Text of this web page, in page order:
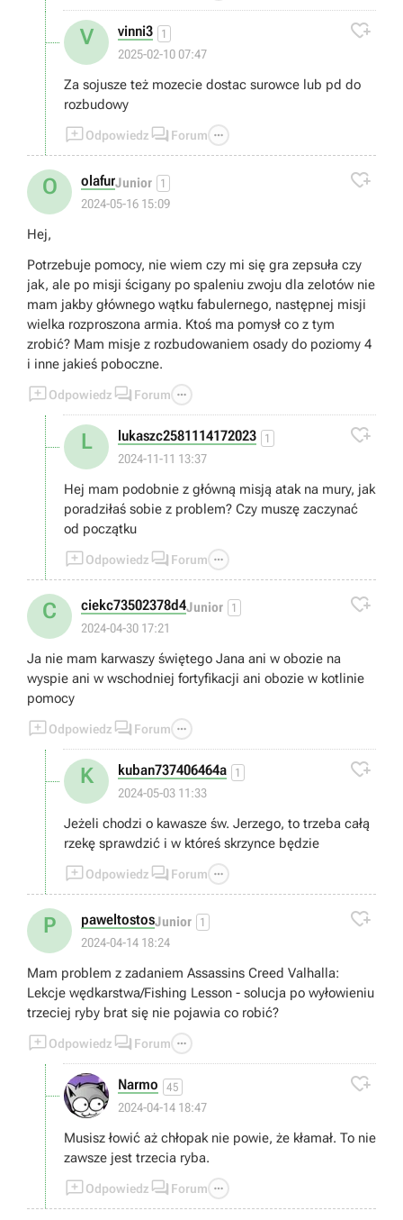
V
vinni3 1
2025-02-10 07:47

Za sojusze też mozecie dostac surowce lub pd do
rozbudowy
Odpowiedz  Forum 
O olafurJunior 1
2024-05-16 15:09

Hej,
Potrzebuje pomocy, nie wiem czy mi się gra zepsuła czy
jak, ale po misji ścigany po spaleniu zwoju dla zelotów nie
mam jakby głównego wątku fabulernego, następnej misji
wielka rozproszona armia. Ktoś ma pomysł co z tym
zrobić? Mam misje z rozbudowaniem osady do poziomy 4
i inne jakieś poboczne.
Odpowiedz  Forum 
L lukaszc2581114172023 1
2024-11-11 13:37

Hej mam podobnie z główną misją atak na mury, jak
poradziłaś sobie z problem? Czy muszę zaczynać
od początku
Odpowiedz  Forum 
C ciekc73502378d4Junior 1
2024-04-30 17:21

Ja nie mam karwaszy świętego Jana ani w obozie na
wyspie ani w wschodniej fortyfikacji ani obozie w kotlinie
pomocy
Odpowiedz  Forum 
K kuban737406464a 1
2024-05-03 11:33

Jeżeli chodzi o kawasze św. Jerzego, to trzeba całą
rzekę sprawdzić i w któreś skrzynce będzie
Odpowiedz  Forum 
P paweltostosJunior 1
2024-04-14 18:24

Mam problem z zadaniem Assassins Creed Valhalla:
Lekcje wędkarstwa/Fishing Lesson - solucja po wyłowieniu
trzeciej ryby brat się nie pojawia co robić?
Odpowiedz  Forum 
Narmo 45
2024-04-14 18:47

Musisz łowić aż chłopak nie powie, że kłamał. To nie
zawsze jest trzecia ryba.
Odpowiedz  Forum 